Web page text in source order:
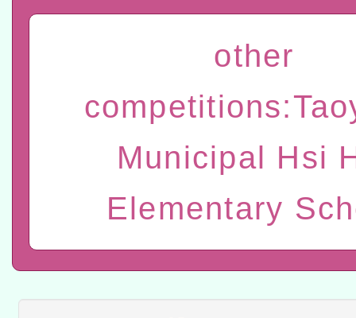
「數位內容與教學軟體線
t」
有關大陸委員會函釋公務
赴陸應申請許可一案
轉知經濟部水利署委託財
位及節水達人選拔活動」
市孔廟祈福系列活動—儒
2026年桃園地景藝術節教
本校115學年度第2次代理
結果公告(無人報名，續辦
適應運動共學行動站研習
other
Municipal Hsi
Elementary